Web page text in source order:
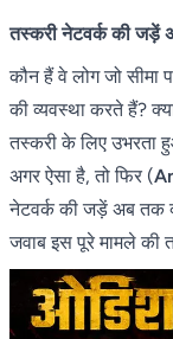
तस्करी नेटवर्क की जड़ें
कौन हैं वे लोग जो सीमा
की व्यवस्था करते हैं?
तस्करी के लिए उभरता
अगर ऐसा है, तो फिर (
नेटवर्क की जड़ें अब तक
जवाब इस पूरे मामले की